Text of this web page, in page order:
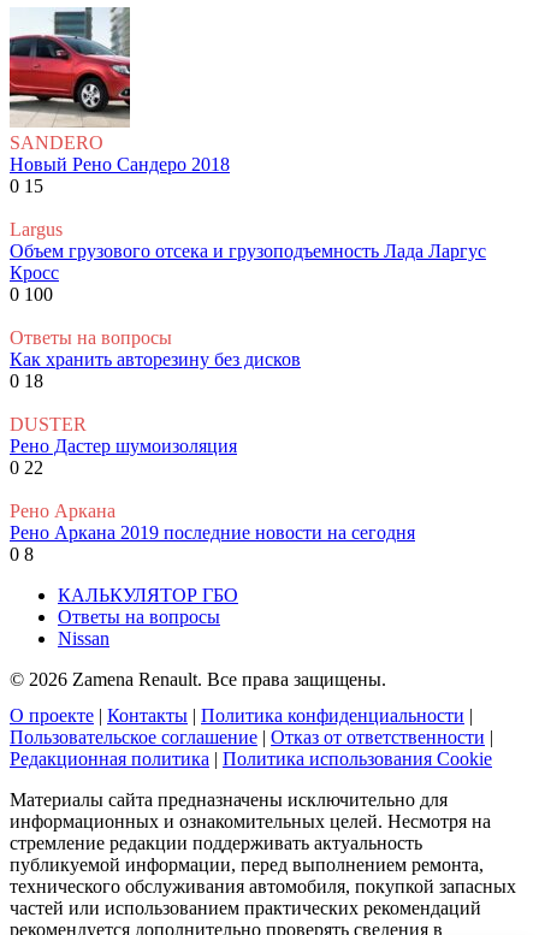
SANDERO
Новый Рено Сандеро 2018
0 15
Largus
Объем грузового отсека и грузоподъемность Лада Ларгус
Кросс
0 100
Ответы на вопросы
Как хранить авторезину без дисков
0 18
DUSTER
Рено Дастер шумоизоляция
0 22
Рено Аркана
Рено Аркана 2019 последние новости на сегодня
0 8
КАЛЬКУЛЯТОР ГБО
Ответы на вопросы
Nissan
© 2026 Zamena Renault. Все права защищены.
О проекте | Контакты | Политика конфиденциальности |
Пользовательское соглашение | Отказ от ответственности |
Редакционная политика | Политика использования Cookie
Материалы сайта предназначены исключительно для
информационных и ознакомительных целей. Несмотря на
стремление редакции поддерживать актуальность
публикуемой информации, перед выполнением ремонта,
технического обслуживания автомобиля, покупкой запасных
частей или использованием практических рекомендаций
рекомендуется дополнительно проверять сведения в